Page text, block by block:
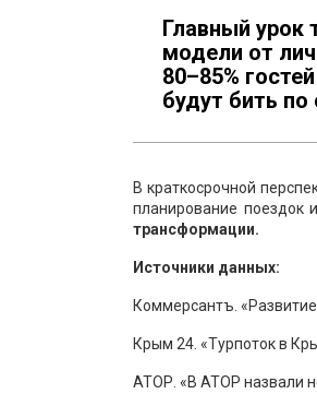
Главный урок
модели от
80–85%
будут бить
В краткосрочной
планирование поездок
трансформации.
Источники данных:
Коммерсантъ.
Крым 24. «Турпоток в
АТОР. «В АТОР назвали